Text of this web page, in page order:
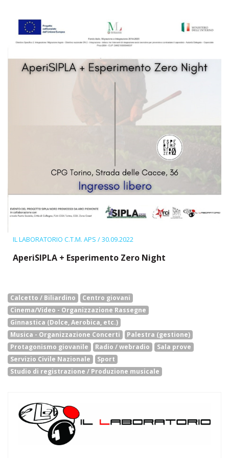
IL LABORATORIO C.T.M. APS / 30.09.2022
AperiSIPLA + Esperimento Zero Night
Calcetto / Biliardino
Centro giovani
Cinema/Video - Organizzazione Rassegne
Ginnastica (Dolce, Aerobica, etc.)
Musica - Organizzazione Concerti
Palestra (gestione)
Protagonismo giovanile
Radio / webradio
Sala prove
Servizio Civile Nazionale
Sport
Studio di registrazione / Produzione musicale